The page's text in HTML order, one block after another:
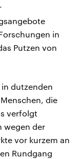
in
Putzen von
dutzenden
die
verfolgt
wegen der
vor kurzem an
Rundgang